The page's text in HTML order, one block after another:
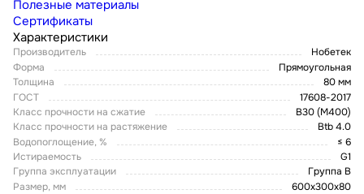
Полезные материалы
Сертификаты
Характеристики
Производитель
Нобетек
Форма
Прямоугольная
Толщина
80 мм
ГОСТ
17608-2017
Класс прочности на сжатие
В30 (М400)
Класс прочности на растяжение
Btb 4.0
Водопоглощение, %
≤ 6
Истираемость
G1
Группа эксплуатации
Группа В
Размер, мм
600х300х80